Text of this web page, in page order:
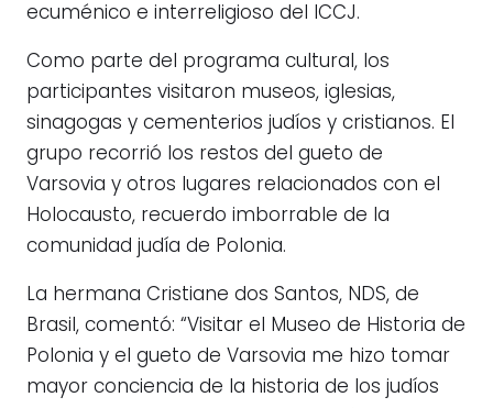
ecuménico e interreligioso del ICCJ.
Como parte del programa cultural, los
participantes visitaron museos, iglesias,
sinagogas y cementerios judíos y cristianos. El
grupo recorrió los restos del gueto de
Varsovia y otros lugares relacionados con el
Holocausto, recuerdo imborrable de la
comunidad judía de Polonia.
La hermana Cristiane dos Santos, NDS, de
Brasil, comentó: “Visitar el Museo de Historia de
Polonia y el gueto de Varsovia me hizo tomar
mayor conciencia de la historia de los judíos